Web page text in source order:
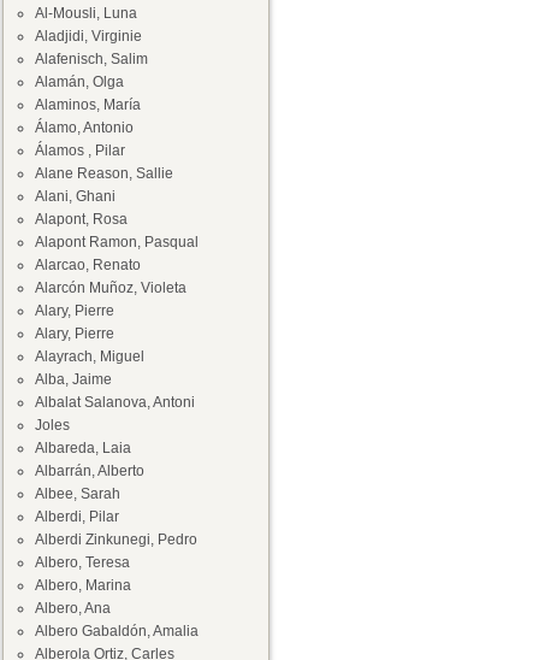
Al-Mousli, Luna
Aladjidi, Virginie
Alafenisch, Salim
Alamán, Olga
Alaminos, María
Álamo, Antonio
Álamos , Pilar
Alane Reason, Sallie
Alani, Ghani
Alapont, Rosa
Alapont Ramon, Pasqual
Alarcao, Renato
Alarcón Muñoz, Violeta
Alary, Pierre
Alary, Pierre
Alayrach, Miguel
Alba, Jaime
Albalat Salanova, Antoni
Joles
Albareda, Laia
Albarrán, Alberto
Albee, Sarah
Alberdi, Pilar
Alberdi Zinkunegi, Pedro
Albero, Teresa
Albero, Marina
Albero, Ana
Albero Gabaldón, Amalia
Alberola Ortiz, Carles